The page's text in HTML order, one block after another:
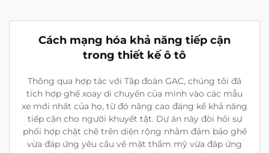
Cách mạng hóa khả năng tiếp cận
trong thiết kế ô tô
Thông qua hợp tác với Tập đoàn GAC, chúng tôi đã
tích hợp ghế xoay di chuyển của mình vào các mẫu
xe mới nhất của họ, từ đó nâng cao đáng kể khả năng
tiếp cận cho người khuyết tật. Dự án này đòi hỏi sự
phối hợp chặt chẽ trên diện rộng nhằm đảm bảo ghế
vừa đáp ứng yêu cầu về mặt thẩm mỹ vừa đáp ứng